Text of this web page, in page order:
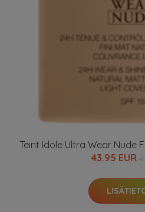
Teint Idole Ultra Wear Nude
43.95 EUR